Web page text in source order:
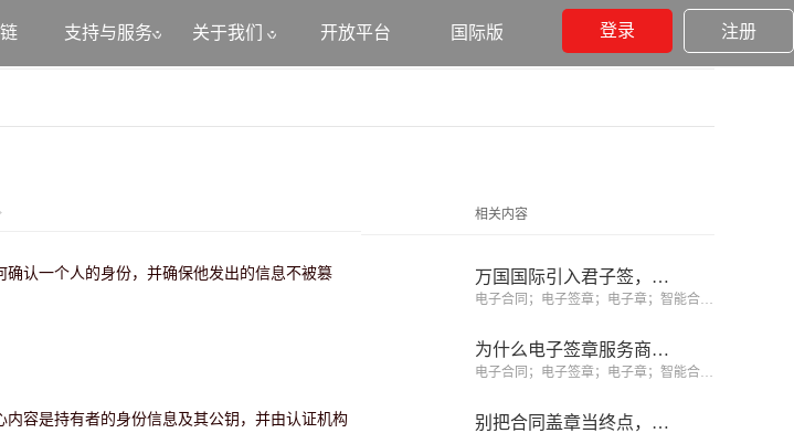
支持与服务 关于我们 开放平台 国际版 登录 注册
认一个人的身份，并确保他发出的信息不被篡
容是持有者的身份信息及其公钥，并由认证机构
相关内容
万国国际引入君子签，区块链电子合同助力上万劳务者实现境外就业
电子合同；电子签章；电子章；智能合同；合同管理
为什么电子签章服务商比CA机构更值得选择？你选对了吗？
电子合同；电子签章；电子章；智能合同；合同管理
别把合同盖章当终点，合同履约阶段才创造价值的开始